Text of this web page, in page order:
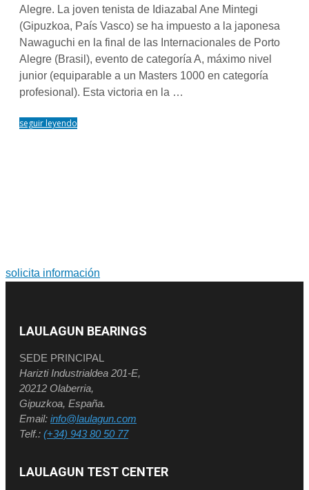
Alegre. La joven tenista de Idiazabal Ane Mintegi
(Gipuzkoa, País Vasco) se ha impuesto a la japonesa
Nawaguchi en la final de las Internacionales de Porto
Alegre (Brasil), evento de categoría A, máximo nivel
junior (equiparable a un Masters 1000 en categoría
profesional). Esta victoria en la …
seguir leyendo
solicita información
LAULAGUN BEARINGS
SEDE PRINCIPAL
Harizti Industrialdea 201-E,
20212 Olaberria,
Gipuzkoa, España.
Email: info@laulagun.com
Telf.: (+34) 943 80 50 77
LAULAGUN TEST CENTER